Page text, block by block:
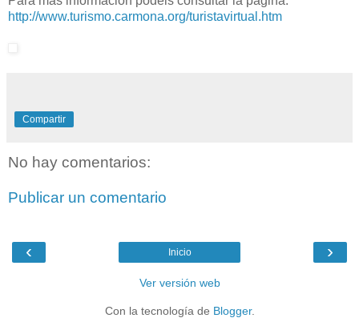
http://www.turismo.carmona.org/turistavirtual.htm
Compartir
No hay comentarios:
Publicar un comentario
‹ ›
Inicio
Ver versión web
Con la tecnología de Blogger.